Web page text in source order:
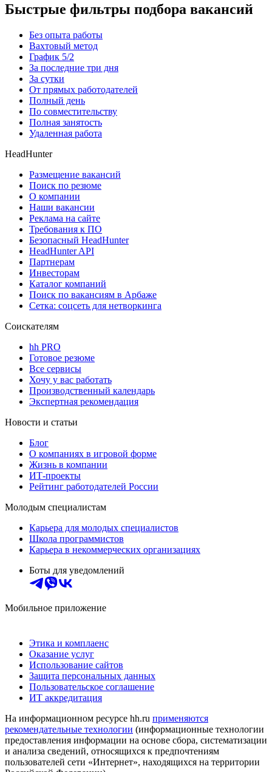
Быстрые фильтры подбора вакансий
Без опыта работы
Вахтовый метод
График 5/2
За последние три дня
За сутки
От прямых работодателей
Полный день
По совместительству
Полная занятость
Удаленная работа
HeadHunter
Размещение вакансий
Поиск по резюме
О компании
Наши вакансии
Реклама на сайте
Требования к ПО
Безопасный HeadHunter
HeadHunter API
Партнерам
Инвесторам
Каталог компаний
Поиск по вакансиям в Арбаже
Сетка: соцсеть для нетворкинга
Соискателям
hh PRO
Готовое резюме
Все сервисы
Хочу у вас работать
Производственный календарь
Экспертная рекомендация
Новости и статьи
Блог
О компаниях в игровой форме
Жизнь в компании
ИТ-проекты
Рейтинг работодателей России
Молодым специалистам
Карьера для молодых специалистов
Школа программистов
Карьера в некоммерческих организациях
Боты для уведомлений
Мобильное приложение
Этика и комплаенс
Оказание услуг
Использование сайтов
Защита персональных данных
Пользовательское соглашение
ИТ аккредитация
На информационном ресурсе hh.ru применяются
рекомендательные технологии (информационные технологии
предоставления информации на основе сбора, систематизации
и анализа сведений, относящихся к предпочтениям
пользователей сети «Интернет», находящихся на территории